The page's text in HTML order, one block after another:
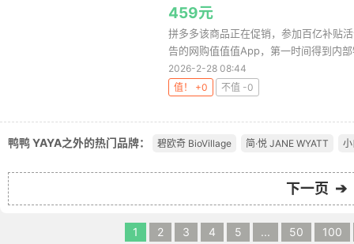
459元
拼多多该商品正在促销，参加百亿补贴
告的网购值值值App，第一时间得到内
2026-2-28 08:44
值！ +0
不值 -0
鸭鸭 YAYA之外的热门品牌： 碧欧奇 BioVillage 简·悦 JANE WYATT
下一页 ➔
1 2 3 4 5 ... 50 100